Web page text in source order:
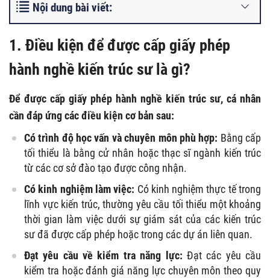
Nội dung bài viết:
1. Điều kiện để được cấp giấy phép
hành nghề kiến trúc sư là gì?
Để được cấp giấy phép hành nghề kiến trúc sư, cá nhân
cần đáp ứng các điều kiện cơ bản sau:
Có trình độ học vấn và chuyên môn phù hợp: Bằng cấp
tối thiểu là bằng cử nhân hoặc thạc sĩ ngành kiến trúc
từ các cơ sở đào tạo được công nhận.
Có kinh nghiệm làm việc: Có kinh nghiệm thực tế trong
lĩnh vực kiến trúc, thường yêu cầu tối thiểu một khoảng
thời gian làm việc dưới sự giám sát của các kiến trúc
sư đã được cấp phép hoặc trong các dự án liên quan.
Đạt yêu cầu về kiểm tra năng lực: Đạt các yêu cầu
kiểm tra hoặc đánh giá năng lực chuyên môn theo quy